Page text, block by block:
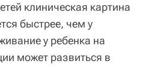
клиническая картина
быстрее, чем у
у ребенка на
может развиться в